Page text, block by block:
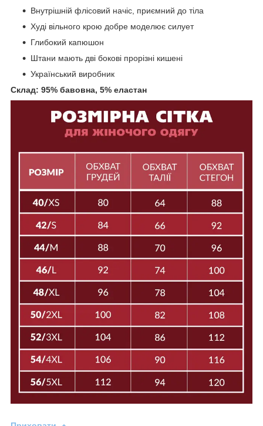
Внутрішній флісовий начіс, приємний до тіла
Худі вільного крою добре моделює силует
Глибокий капюшон
Штани мають дві бокові прорізні кишені
Український виробник
Склад: 95% бавовна, 5% еластан